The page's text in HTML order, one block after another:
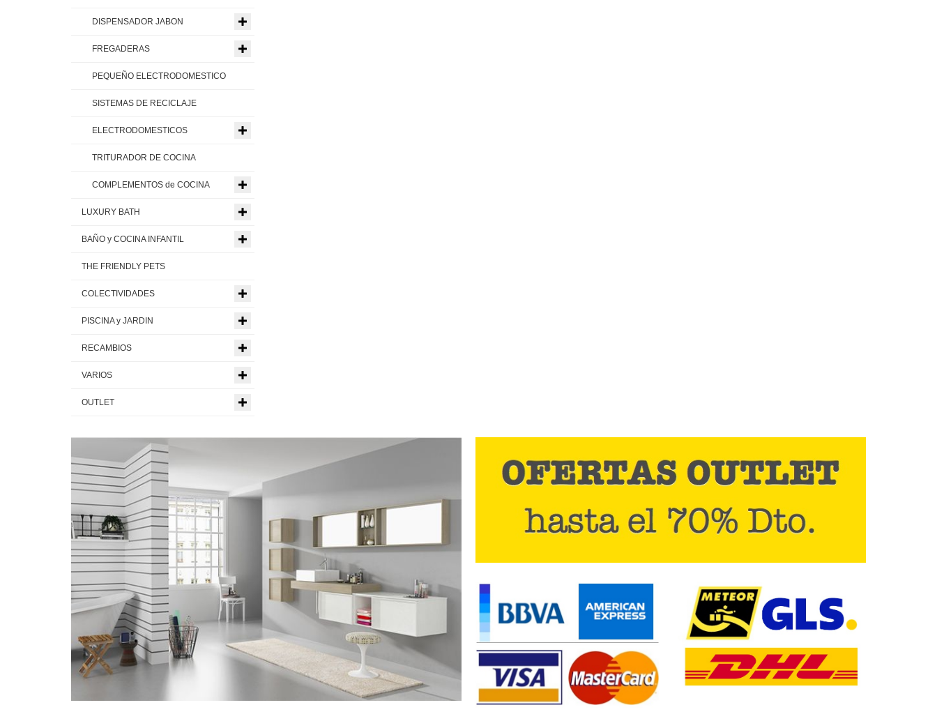
DISPENSADOR JABON
FREGADERAS
PEQUEÑO ELECTRODOMESTICO
SISTEMAS DE RECICLAJE
ELECTRODOMESTICOS
TRITURADOR DE COCINA
COMPLEMENTOS de COCINA
LUXURY BATH
BAÑO y COCINA INFANTIL
THE FRIENDLY PETS
COLECTIVIDADES
PISCINA y JARDIN
RECAMBIOS
VARIOS
OUTLET